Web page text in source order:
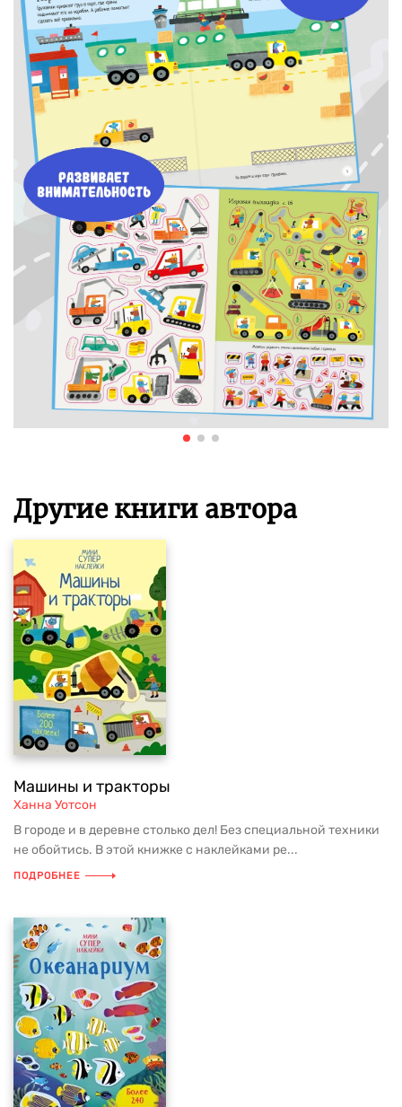
Другие книги автора
Машины и тракторы
Ханна Уотсон
В городе и в деревне столько дел! Без специальной техники
не обойтись. В этой книжке с наклейками ре...
ПОДРОБНЕЕ